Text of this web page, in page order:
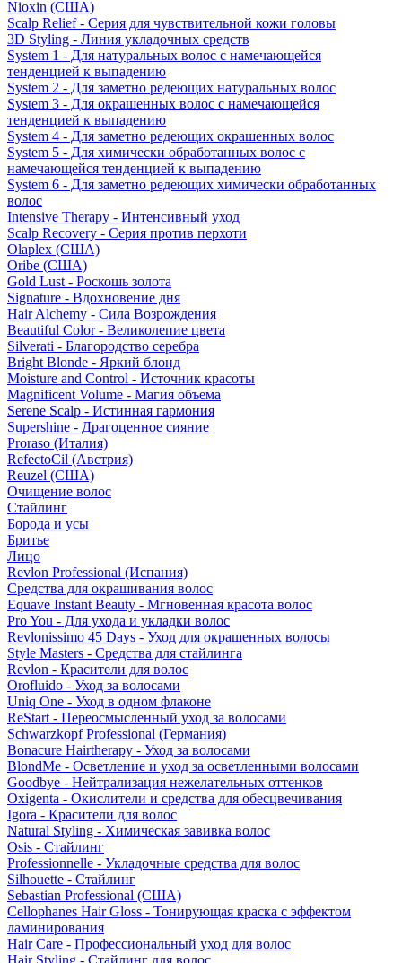
Nioxin (США)
Scalp Relief - Серия для чувствительной кожи головы
3D Styling - Линия укладочных средств
System 1 - Для натуральных волос с намечающейся
тенденцией к выпадению
System 2 - Для заметно редеющих натуральных волос
System 3 - Для окрашенных волос с намечающейся
тенденцией к выпадению
System 4 - Для заметно редеющих окрашенных волос
System 5 - Для химически обработанных волос с
намечающейся тенденцией к выпадению
System 6 - Для заметно редеющих химически обработанных
волос
Intensive Therapy - Интенсивный уход
Scalp Recovery - Серия против перхоти
Olaplex (США)
Oribe (США)
Gold Lust - Роскошь золота
Signature - Вдохновение дня
Hair Alchemy - Сила Возрождения
Beautiful Color - Великолепие цвета
Silverati - Благородство серебра
Bright Blonde - Яркий блонд
Moisture and Control - Источник красоты
Magnificent Volume - Магия объема
Serene Scalp - Истинная гармония
Supershine - Драгоценное сияние
Proraso (Италия)
RefectoCil (Австрия)
Reuzel (США)
Очищение волос
Стайлинг
Борода и усы
Бритье
Лицо
Revlon Professional (Испания)
Средства для окрашивания волос
Equave Instant Beauty - Мгновенная красота волос
Pro You - Для ухода и укладки волос
Revlonissimo 45 Days - Уход для окрашенных волосы
Style Masters - Средства для стайлинга
Revlon - Красители для волос
Orofluido - Уход за волосами
Uniq One - Уход в одном флаконе
ReStart - Переосмысленный уход за волосами
Schwarzkopf Professional (Германия)
Bonacure Hairtherapy - Уход за волосами
BlondMe - Осветление и уход за осветленными волосами
Goodbye - Нейтрализация нежелательных оттенков
Oxigenta - Окислители и средства для обесцвечивания
Igora - Красители для волос
Natural Styling - Химическая завивка волос
Osis - Стайлинг
Professionnelle - Укладочные средства для волос
Silhouette - Стайлинг
Sebastian Professional (США)
Cellophanes Hair Gloss - Тонирующая краска с эффектом
ламинирования
Hair Care - Профессиональный уход для волос
Hair Styling - Стайлинг для волос